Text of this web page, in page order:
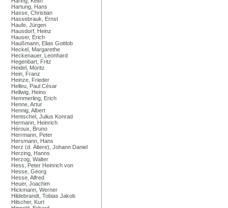
Hartung, Hans
Hasse, Christian
Hassebrauk, Ernst
Haufe, Jürgen
Hausdorf, Heinz
Hauser, Erich
Haußmann, Elias Gottlob
Heckel, Margarethe
Heckenauer, Leonhard
Hegenbart, Fritz
Heidel, Moritz
Hein, Franz
Heinze, Frieder
Helleu, Paul César
Hellwig, Heino
Hemmerling, Erich
Henne, Artur
Hennig, Albert
Hentschel, Julius Konrad
Hermann, Heinrich
Héroux, Bruno
Herrmann, Peter
Hersmann, Hans
Herz (d. Ältere), Johann Daniel
Herzing, Hanns
Herzog, Walter
Hess, Peter Heinrich von
Hesse, Georg
Hesse, Alfred
Heuer, Joachim
Hickmann, Werner
Hildebrandt, Tobias Jakob
Hilscher, Kurt